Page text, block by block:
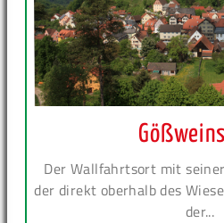
Der Wallfahrtsort mit
der direkt oberhalb des
der...